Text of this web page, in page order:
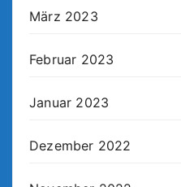
März 2023
Februar 2023
Januar 2023
Dezember 2022